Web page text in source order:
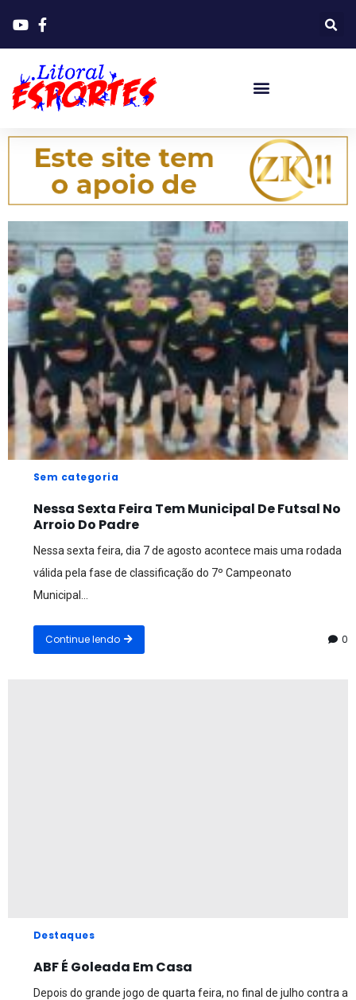
Sem categoria
Nessa Sexta Feira Tem Municipal De Futsal No
Arroio Do Padre
Nessa sexta feira, dia 7 de agosto acontece mais uma rodada
válida pela fase de classificação do 7º Campeonato
Municipal...
Continue lendo 0
Destaques
ABF É Goleada Em Casa
Depois do grande jogo de quarta feira, no final de julho contra a